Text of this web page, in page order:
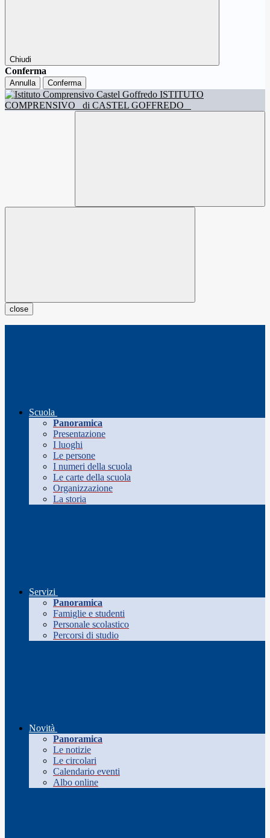
Chiudi
Conferma
Annulla Conferma
ISTITUTO
COMPRENSIVO
di CASTEL GOFFREDO
close
Scuola
Panoramica
Presentazione
I luoghi
Le persone
I numeri della scuola
Le carte della scuola
Organizzazione
La storia
Servizi
Panoramica
Famiglie e studenti
Personale scolastico
Percorsi di studio
Novità
Panoramica
Le notizie
Le circolari
Calendario eventi
Albo online